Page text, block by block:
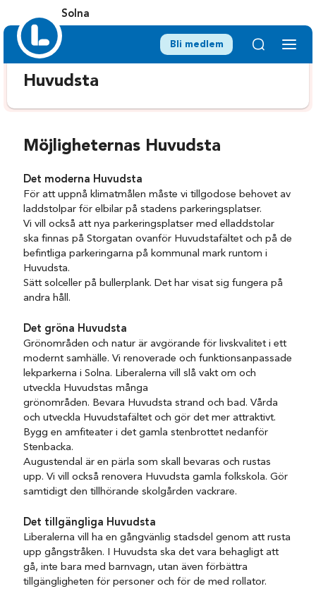
Solna
Bli medlem
Huvudsta
Möjligheternas Huvudsta
Det moderna Huvudsta
För att uppnå klimatmålen måste vi tillgodose behovet av
laddstolpar för elbilar på stadens parkeringsplatser.
Vi vill också att nya parkeringsplatser med elladdstolar
ska finnas på Storgatan ovanför Huvudstafältet och på de
befintliga parkeringarna på kommunal mark runtom i
Huvudsta.
Sätt solceller på bullerplank. Det har visat sig fungera på
andra håll.
Det gröna Huvudsta
Grönområden och natur är avgörande för livskvalitet i ett
modernt samhälle. Vi renoverade och funktionsanpassade
lekparkerna i Solna. Liberalerna vill slå vakt om och
utveckla Huvudstas många
grönområden. Bevara Huvudsta strand och bad. Vårda
och utveckla Huvudstafältet och gör det mer attraktivt.
Bygg en amfiteater i det gamla stenbrottet nedanför
Stenbacka.
Augustendal är en pärla som skall bevaras och rustas
upp. Vi vill också renovera Huvudsta gamla folkskola. Gör
samtidigt den tillhörande skolgården vackrare.
Det tillgängliga Huvudsta
Liberalerna vill ha en gångvänlig stadsdel genom att rusta
upp gångstråken. I Huvudsta ska det vara behagligt att
gå, inte bara med barnvagn, utan även förbättra
tillgängligheten för personer och för de med rollator.